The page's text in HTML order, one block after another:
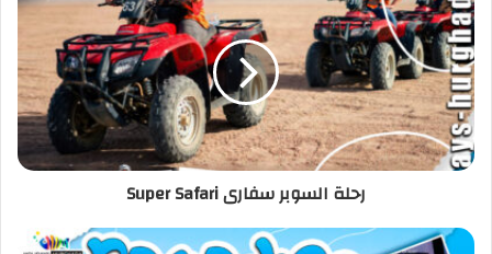
رحلة السوبر سفارى Super Safari